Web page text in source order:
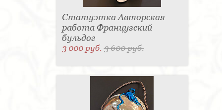
Статуэтка Авторская
работа Французский
бульдог
3 000 руб.3 600 руб.